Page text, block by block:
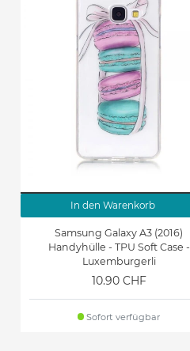
In den Warenkorb
Samsung Galaxy A3 (2016)
Handyhülle - TPU Soft Case -
Luxemburgerli
10.90 CHF
Sofort verfügbar